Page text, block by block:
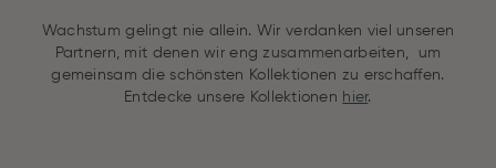
Wachstum gelingt nie allein. Wir verdanken viel unseren
Partnern, mit denen wir eng zusammenarbeiten, um
gemeinsam die schönsten Kollektionen zu erschaffen.
Entdecke unsere Kollektionen hier.